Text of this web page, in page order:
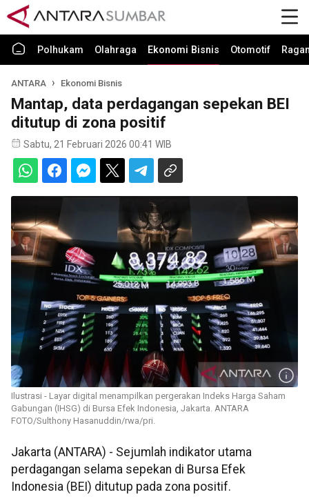
Polhukam Olahraga Ekonomi Bisnis Otomotif
ANTARA Ekonomi Bisnis
Mantap, data perdagangan sepekan BEI
ditutup di zona positif
Sabtu, 21 Februari 2026 00:41 WIB
Ilustrasi - Layar digital menampilkan pergerakan Indeks Harga Saham
Gabungan (IHSG) di Bursa Efek Indonesia, Jakarta. ANTARA
FOTO/Sulthony Hasanuddin/rwa/pri.
Jakarta (ANTARA) - Sejumlah indikator utama
perdagangan selama sepekan di Bursa Efek
Indonesia (BEI) ditutup pada zona positif.